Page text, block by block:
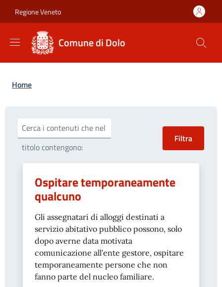
Regione Veneto
Comune di Dolo
Briciole di pane
Home
Cerca i contenuti che nel
titolo contengono:
Ospitare temporaneamente
qualcuno
Gli assegnatari di alloggi destinati a
servizio abitativo pubblico possono, solo
dopo averne data motivata
comunicazione all'ente gestore, ospitare
temporaneamente persone che non
fanno parte del nucleo familiare.